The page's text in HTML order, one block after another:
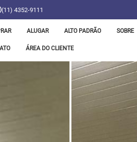
(11) 4352-9111
ALUGAR ALTO PADRÃO SOBRE
ÁREA DO CLIENTE